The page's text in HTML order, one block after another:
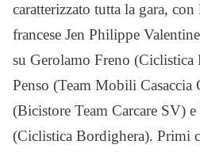
caratterizzato tutta la gara,
francese Jen Philippe
su Gerolamo Freno
Penso (Team Mobili
(Bicistore Team Carcare SV)
(Ciclistica Bordighera). Primi